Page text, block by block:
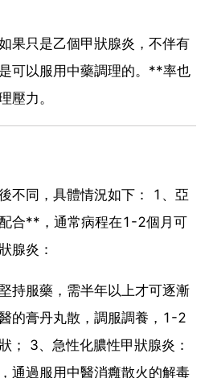
果只是乙個甲狀腺炎，不伴有
可以服用中藥調理的。**率也
壓力。
不同，具體情況如下： 1、亞
合**，通常病程在1-2個月可
腺炎：
持服藥，需半年以上才可逐漸
的膏丹丸散，調服調養，1-2
； 3、急性化膿性甲狀腺炎：
通過服用中醫消癰散火的解毒